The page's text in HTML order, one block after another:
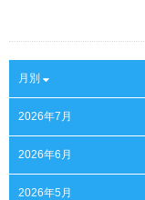
月別
2026年7月
2026年6月
2026年5月